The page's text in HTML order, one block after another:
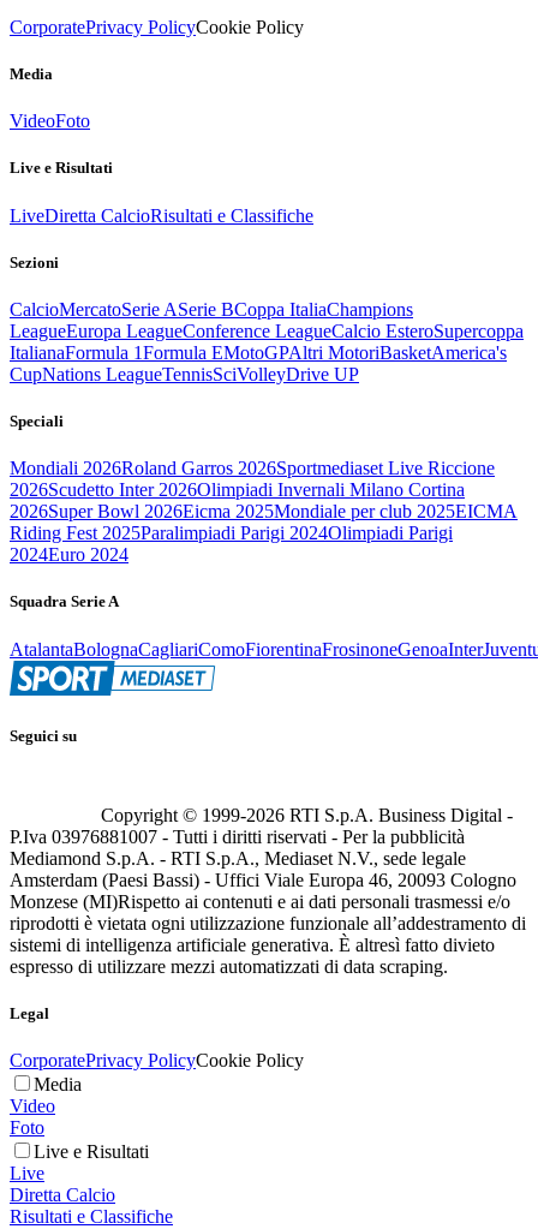
CorporatePrivacy PolicyCookie Policy
Media
VideoFoto
Live e Risultati
LiveDiretta CalcioRisultati e Classifiche
Sezioni
CalcioMercatoSerie ASerie BCoppa ItaliaChampions
LeagueEuropa LeagueConference LeagueCalcio EsteroSupercoppa
ItalianaFormula 1Formula EMotoGPAltri MotoriBasketAmerica's
CupNations LeagueTennisSciVolleyDrive UP
Speciali
Mondiali 2026Roland Garros 2026Sportmediaset Live Riccione
2026Scudetto Inter 2026Olimpiadi Invernali Milano Cortina
2026Super Bowl 2026Eicma 2025Mondiale per club 2025EICMA
Riding Fest 2025Paralimpiadi Parigi 2024Olimpiadi Parigi
2024Euro 2024
Squadra Serie A
AtalantaBolognaCagliariComoFiorentinaFrosinoneGenoaInter
Seguici su
Copyright © 1999-2026 RTI S.p.A. Business Digital -
P.Iva 03976881007 - Tutti i diritti riservati - Per la pubblicità
Mediamond S.p.A. - RTI S.p.A., Mediaset N.V., sede legale
Amsterdam (Paesi Bassi) - Uffici Viale Europa 46, 20093 Cologno
Monzese (MI)Rispetto ai contenuti e ai dati personali trasmessi e/o
riprodotti è vietata ogni utilizzazione funzionale all’addestramento di
sistemi di intelligenza artificiale generativa. È altresì fatto divieto
espresso di utilizzare mezzi automatizzati di data scraping.
Legal
CorporatePrivacy PolicyCookie Policy
Media
Video
Foto
Live e Risultati
Live
Diretta Calcio
Risultati e Classifiche